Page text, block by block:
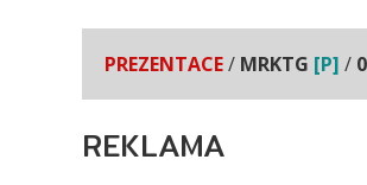
PREZENTACE/ MRKTG [P] /
REKLAMA